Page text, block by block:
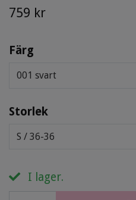
759 kr
Färg
001 svart
Storlek
S / 36-36
I lager.